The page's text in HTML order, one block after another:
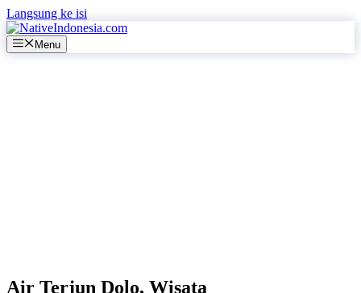
Langsung ke isi
Menu
Air Terjun Dolo, Wisata